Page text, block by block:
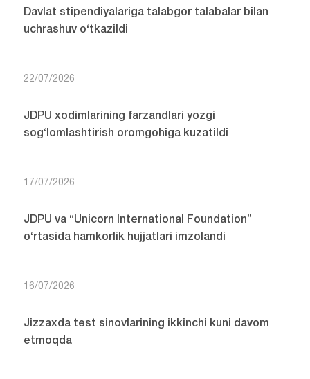
Davlat stipendiyalariga talabgor talabalar bilan
uchrashuv o‘tkazildi
22/07/2026
JDPU xodimlarining farzandlari yozgi
sog‘lomlashtirish oromgohiga kuzatildi
17/07/2026
JDPU va “Unicorn International Foundation”
o‘rtasida hamkorlik hujjatlari imzolandi
16/07/2026
Jizzaxda test sinovlarining ikkinchi kuni davom
etmoqda